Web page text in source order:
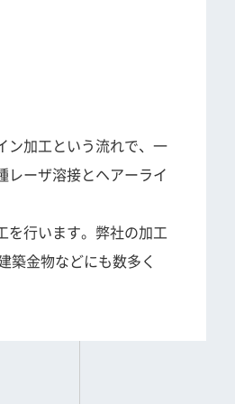
加工という流れで、一
レーザ溶接とヘアーライ
を行います。弊社の加工
築金物などにも数多く